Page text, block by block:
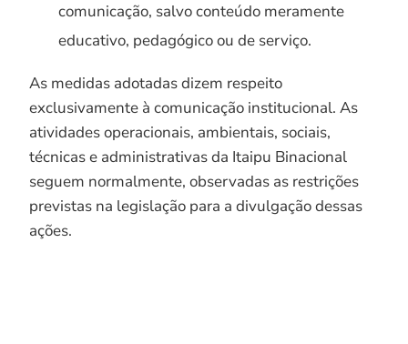
comunicação, salvo conteúdo meramente
educativo, pedagógico ou de serviço.
As medidas adotadas dizem respeito
exclusivamente à comunicação institucional. As
atividades operacionais, ambientais, sociais,
técnicas e administrativas da Itaipu Binacional
seguem normalmente, observadas as restrições
previstas na legislação para a divulgação dessas
ações.